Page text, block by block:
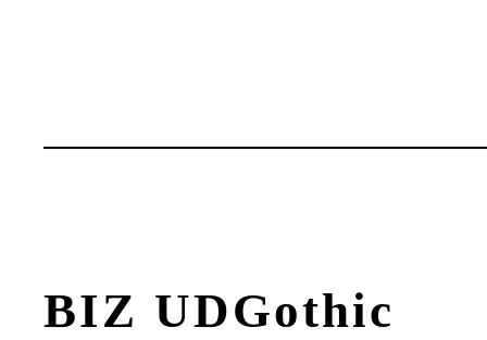
BIZ UDGothic